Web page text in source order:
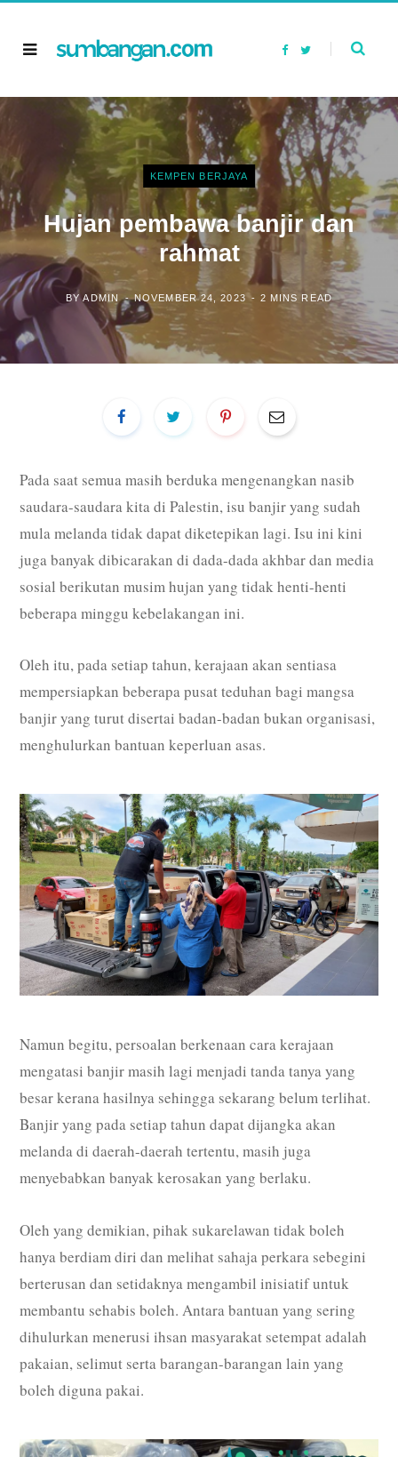
F
b
o
o
k
T
t
e
KEMPEN BERJAYA
Hujan pembawa banjir dan
rahmat
BYADMIN NOVEMBER 24, 2023 2 MINS READ
Pada saat semua masih berduka mengenangkan nasib
saudara-saudara kita di Palestin, isu banjir yang sudah
mula melanda tidak dapat diketepikan lagi. Isu ini kini
juga banyak dibicarakan di dada-dada akhbar dan media
sosial berikutan musim hujan yang tidak henti-henti
beberapa minggu kebelakangan ini.
Oleh itu, pada setiap tahun, kerajaan akan sentiasa
mempersiapkan beberapa pusat teduhan bagi mangsa
banjir yang turut disertai badan-badan bukan organisasi,
menghulurkan bantuan keperluan asas.
Namun begitu, persoalan berkenaan cara kerajaan
mengatasi banjir masih lagi menjadi tanda tanya yang
besar kerana hasilnya sehingga sekarang belum terlihat.
Banjir yang pada setiap tahun dapat dijangka akan
melanda di daerah-daerah tertentu, masih juga
menyebabkan banyak kerosakan yang berlaku.
Oleh yang demikian, pihak sukarelawan tidak boleh
hanya berdiam diri dan melihat sahaja perkara sebegini
berterusan dan setidaknya mengambil inisiatif untuk
membantu sehabis boleh. Antara bantuan yang sering
dihulurkan menerusi ihsan masyarakat setempat adalah
pakaian, selimut serta barangan-barangan lain yang
boleh diguna pakai.